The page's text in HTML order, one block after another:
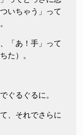
いちゃう」って
「あ！手」って
た）。
ぐるぐるに。
、それでさらに